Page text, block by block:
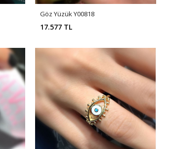
Göz Yüzük Y00818
17.577 TL